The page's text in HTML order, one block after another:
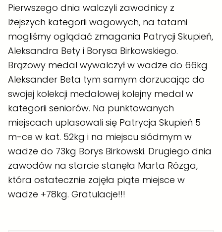
Pierwszego dnia walczyli zawodnicy z
lżejszych kategorii wagowych, na tatami
mogliśmy oglądać zmagania Patrycji Skupień,
Aleksandra Bety i Borysa Birkowskiego.
Brązowy medal wywalczył w wadze do 66kg
Aleksander Beta tym samym dorzucając do
swojej kolekcji medalowej kolejny medal w
kategorii seniorów. Na punktowanych
miejscach uplasowali się Patrycja Skupień 5
m-ce w kat. 52kg i na miejscu siódmym w
wadze do 73kg Borys Birkowski. Drugiego dnia
zawodów na starcie stanęła Marta Rózga,
która ostatecznie zajęła piąte miejsce w
wadze +78kg. Gratulacje!!!